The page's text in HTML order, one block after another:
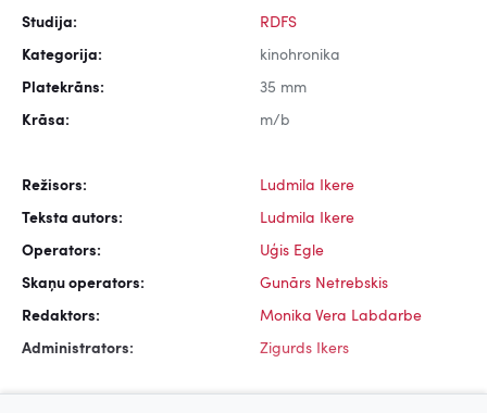
Studija: RDFS
Kategorija: kinohronika
Platekrāns: 35 mm
Krāsa: m/b
Režisors: Ludmila Ikere
Teksta autors: Ludmila Ikere
Operators: Uģis Egle
Skaņu operators: Gunārs Netrebskis
Redaktors: Monika Vera Labdarbe
Administrators: Zigurds Ikers